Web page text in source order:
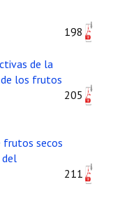
198
de la
de los frutos
205
frutos secos
del
211